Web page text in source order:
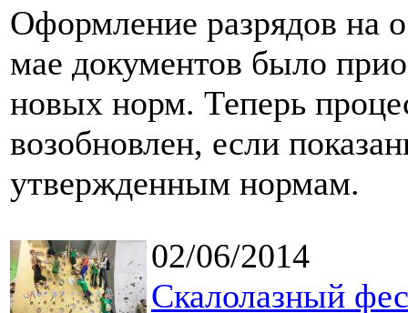
Оформление разрядов на
мае документов было
новых норм. Теперь
возобновлен, если
утвержденным нормам.
02/06/2014
Скалолазный